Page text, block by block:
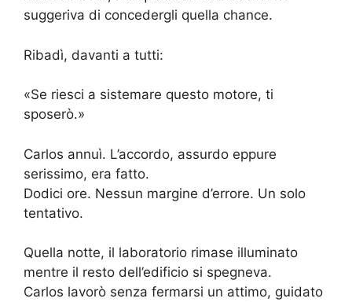
suggeriva di concedergli quella chance.
Ribadì, davanti a tutti:
«Se riesci a sistemare questo motore, ti
sposerò.»
Carlos annuì. L’accordo, assurdo eppure
serissimo, era fatto.
Dodici ore. Nessun margine d’errore. Un solo
tentativo.
Quella notte, il laboratorio rimase illuminato
mentre il resto dell’edificio si spegneva.
Carlos lavorò senza fermarsi un attimo, guidato